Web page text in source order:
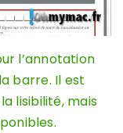
l’annotation
barre. Il est
lisibilité, mais